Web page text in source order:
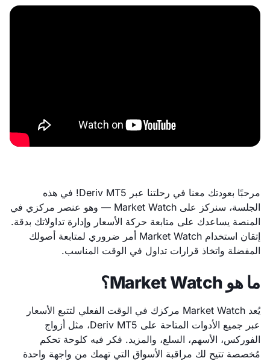
مرحبًا بعودتك معنا في رحلتنا عبر Deriv MT5! في هذه
الجلسة، سنركز على Market Watch — وهو عنصر مركزي في
المنصة يساعدك على متابعة حركة الأسعار وإدارة تداولاتك بدقة.
إتقان استخدام Market Watch أمر ضروري لمتابعة أصولك
المفضلة واتخاذ قرارات تداول في الوقت المناسب.
ما هو Market Watch؟
يُعد Market Watch مركزك في الوقت الفعلي لتتبع الأسعار
عبر جميع الأدوات المتاحة على Deriv MT5، مثل أزواج
الفوركس، الأسهم، السلع، والمزيد. فكر فيه كلوحة تحكم
مُخصصة تتيح لك مراقبة الأسواق التي تهمك من واجهة واحدة